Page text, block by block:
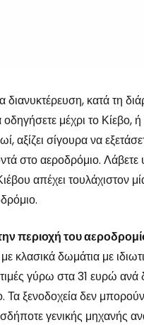
διανυκτέρευση, κατά τη
οδηγήσετε μέχρι το Κίεβο,
αξίζει σίγουρα να
στο αεροδρόμιο. Λάβετε
απέχει τουλάχιστον
περιοχή του
με κλασικά δωμάτια με
γύρω στα 31 ευρώ ανά
Τα ξενοδοχεία δεν
γενικής μηχανής